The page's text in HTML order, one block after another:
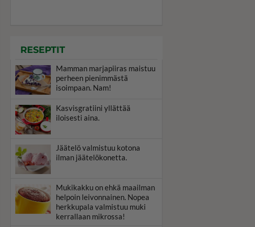
RESEPTIT
Mamman marjapiiras maistuu
perheen pienimmästä
isoimpaan. Nam!
Kasvisgratiini yllättää
iloisesti aina.
Jäätelö valmistuu kotona
ilman jäätelökonetta.
Mukikakku on ehkä maailman
helpoin leivonnainen. Nopea
herkkupala valmistuu muki
kerrallaan mikrossa!